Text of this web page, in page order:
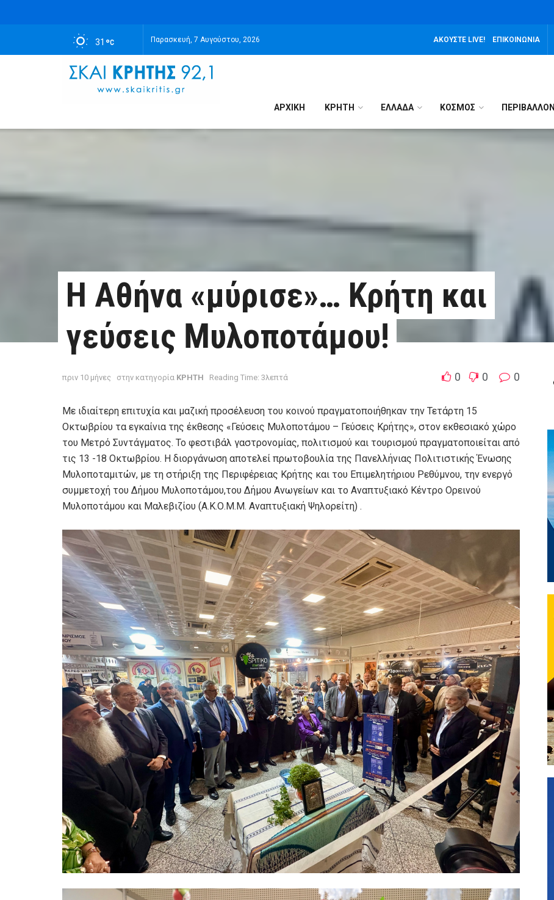
31 Παρασκευή, 7 Αυγούστου, 2026 ΑΚΟΎΣΤΕ LIVE! ΕΠΙΚΟΙΝΩΝΊΑ
ΑΡΧΙΚΉ ΚΡΗΤΗ ΕΛΛΑΔΑ ΚΟΣΜΟΣ ΠΕΡΙΒΑΛΛΟΝ
Η Αθήνα «μύρισε»… Κρήτη και
γεύσεις Μυλοποτάμου!
πριν 10 μήνες στην κατηγορία ΚΡΗΤΗ Reading Time: 3λεπτά 0 0 0
Με ιδιαίτερη επιτυχία και μαζική προσέλευση του κοινού πραγματοποιήθηκαν την Τετάρτη 15
Οκτωβρίου τα εγκαίνια της έκθεσης «Γεύσεις Μυλοποτάμου – Γεύσεις Κρήτης», στον εκθεσιακό χώρο
του Μετρό Συντάγματος. Το φεστιβάλ γαστρονομίας, πολιτισμού και τουρισμού πραγματοποιείται από
τις 13 -18 Οκτωβρίου. Η διοργάνωση αποτελεί πρωτοβουλία της Πανελλήνιας Πολιτιστικής Ένωσης
Μυλοποταμιτών, με τη στήριξη της Περιφέρειας Κρήτης και του Επιμελητήριου Ρεθύμνου, την ενεργό
συμμετοχή του Δήμου Μυλοποτάμου,του Δήμου Ανωγείων και το Αναπτυξιακό Κέντρο Ορεινού
Μυλοποτάμου και Μαλεβιζίου (Α.Κ.Ο.Μ.Μ. Αναπτυξιακή Ψηλορείτη) .